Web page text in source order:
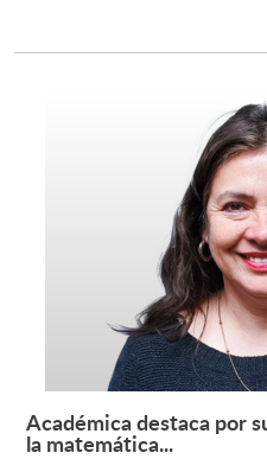
Académica destaca por
la matemática...